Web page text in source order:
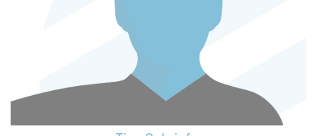
tobias.eisentraut@bruening-group.de